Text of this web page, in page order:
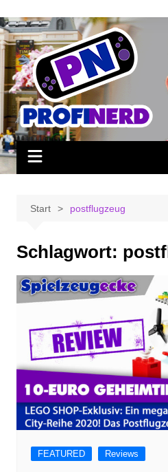
Inhalt
springen
Start postflugzeug
Schlagwort:
FEATURED Reviews